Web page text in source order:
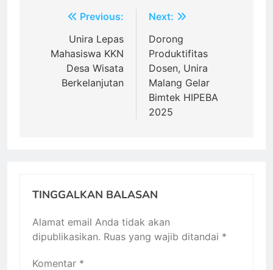
NavigasiPrevious:
Unira Lepas
Mahasiswa KKN
Desa Wisata
Berkelanjutan
Next:
Dorong
Produktifitas
Dosen, Unira
Malang Gelar
Bimtek HIPEBA
2025
TINGGALKAN BALASAN
Alamat email Anda tidak akan
dipublikasikan. Ruas yang wajib ditandai *
Komentar *